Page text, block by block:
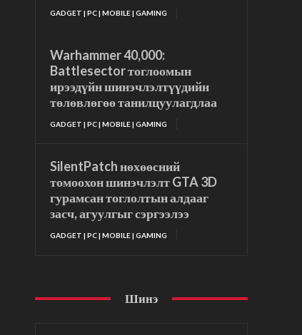
GADGET | PC | MOBILE | GAMING
Warhammer 40,000:
Battlesector тоглоомын
ирээдүйн шинэчлэлтүүдийн
төлөвлөгөө танилцуулагдлаа
GADGET | PC | MOBILE | GAMING
SilentPatch нөхөөсний
томоохон шинэчлэлт GTA 3D
гурамсан тоглолтын алдааг
засч, агуулгыг сэргээлээ
GADGET | PC | MOBILE | GAMING
Шинэ